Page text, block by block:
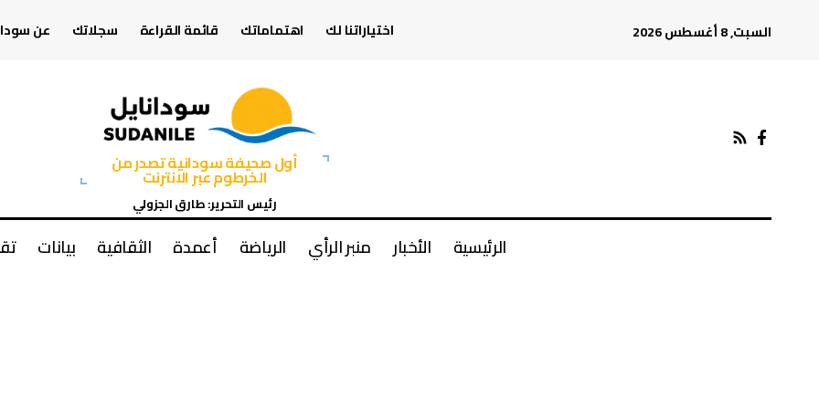
السبت, 8 أغسطس 2026 اختياراتنا لك اهتماماتك قائمة القراءة سجلاتك عن
أول صحيفة سودانية تصدر من
الخرطوم عبر الانترنت
رئيس التحرير: طارق الجزولي
الرئيسية الأخبار منبر الرأي الرياضة أعمدة الثقافية بيانات